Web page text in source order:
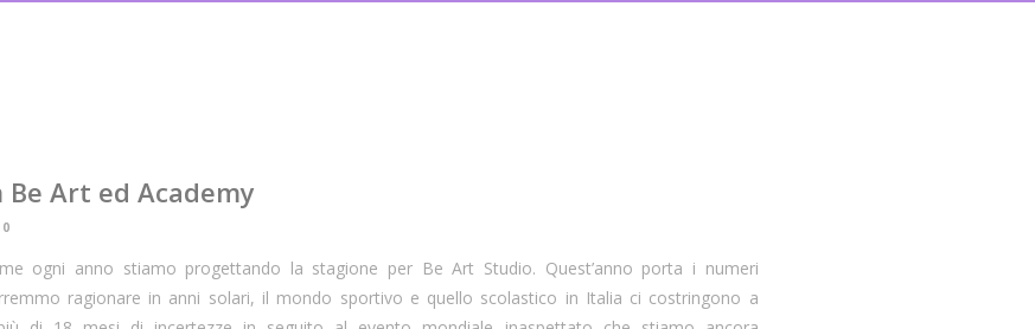
Be Art ed Academy
0
ogni anno stiamo progettando la stagione per Be Art Studio. Quest’anno porta i numeri
ragionare in anni solari, il mondo sportivo e quello scolastico in Italia ci costringono a